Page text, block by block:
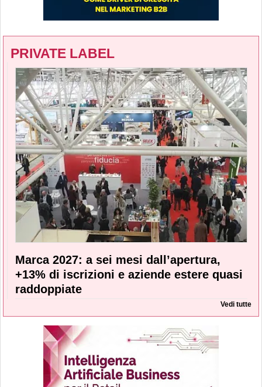
PRIVATE LABEL
Marca 2027: a sei mesi dall’apertura,
+13% di iscrizioni e aziende estere quasi
raddoppiate
Vedi tutte